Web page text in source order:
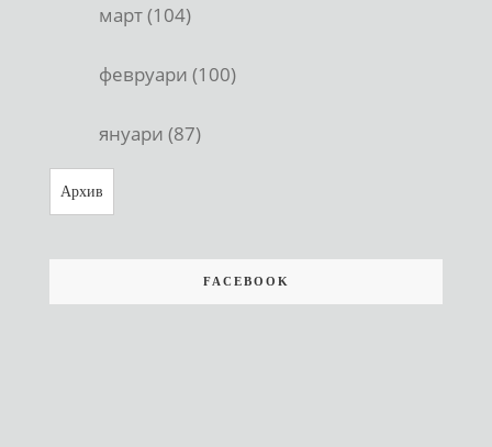
март (104)
февруари (100)
януари (87)
Архив
FACEBOOK